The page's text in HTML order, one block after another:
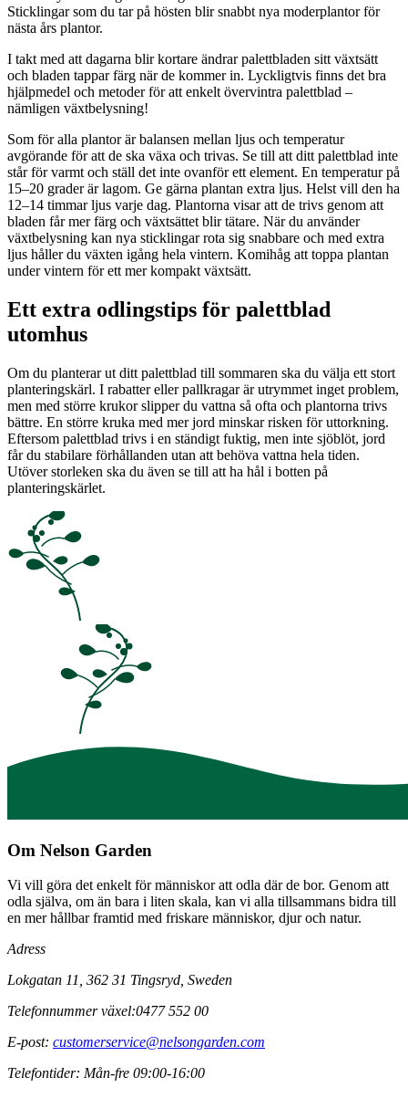
Sticklingar som du tar på hösten blir snabbt nya moderplantor för
nästa års plantor.
I takt med att dagarna blir kortare ändrar palettbladen sitt växtsätt
och bladen tappar färg när de kommer in. Lyckligtvis finns det bra
hjälpmedel och metoder för att enkelt övervintra palettblad –
nämligen växtbelysning!
Som för alla plantor är balansen mellan ljus och temperatur
avgörande för att de ska växa och trivas. Se till att ditt palettblad inte
står för varmt och ställ det inte ovanför ett element. En temperatur på
15–20 grader är lagom. Ge gärna plantan extra ljus. Helst vill den ha
12–14 timmar ljus varje dag. Plantorna visar att de trivs genom att
bladen får mer färg och växtsättet blir tätare. När du använder
växtbelysning kan nya sticklingar rota sig snabbare och med extra
ljus håller du växten igång hela vintern. Komihåg att toppa plantan
under vintern för ett mer kompakt växtsätt.
Ett extra odlingstips för palettblad
utomhus
Om du planterar ut ditt palettblad till sommaren ska du välja ett stort
planteringskärl. I rabatter eller pallkragar är utrymmet inget problem,
men med större krukor slipper du vattna så ofta och plantorna trivs
bättre. En större kruka med mer jord minskar risken för uttorkning.
Eftersom palettblad trivs i en ständigt fuktig, men inte sjöblöt, jord
får du stabilare förhållanden utan att behöva vattna hela tiden.
Utöver storleken ska du även se till att ha hål i botten på
planteringskärlet.
Om Nelson Garden
Vi vill göra det enkelt för människor att odla där de bor. Genom att
odla själva, om än bara i liten skala, kan vi alla tillsammans bidra till
en mer hållbar framtid med friskare människor, djur och natur.
Adress
Lokgatan 11, 362 31 Tingsryd, Sweden
Telefonnummer växel:0477 552 00
E-post: customerservice@nelsongarden.com
Telefontider: Mån-fre 09:00-16:00